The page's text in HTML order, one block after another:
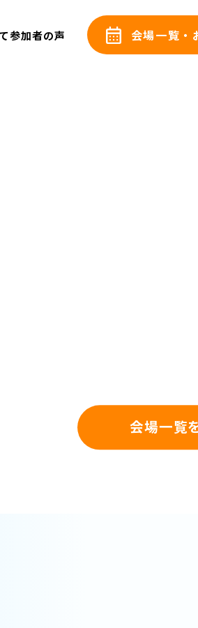
参加者の声 会場一覧・
会場一覧